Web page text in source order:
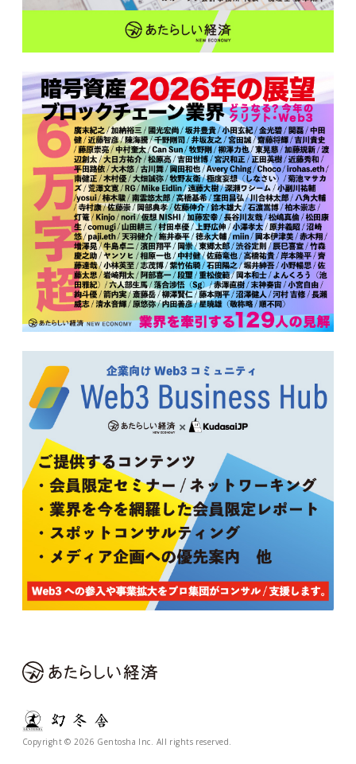
Copyright © 2026 Gentosha Inc. All rights reserved.